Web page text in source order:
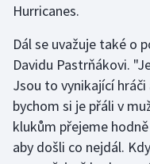
Ostatní
Hurricanes.
Dál se uvažuje také o
Davidu Pastrňákovi.
Jsou to vynikající
bychom si je přáli v
klukům přejeme
aby došli co nejdál.